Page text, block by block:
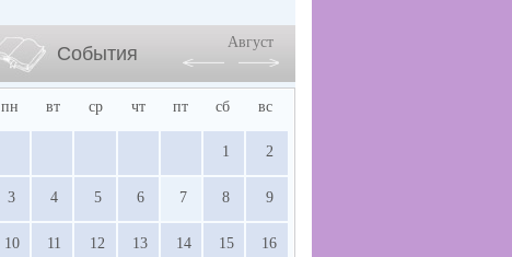
События
Август
пн вт ср чт пт сб вс
1 2
3 4 5 6 7 8 9
10 11 12 13 14 15 16